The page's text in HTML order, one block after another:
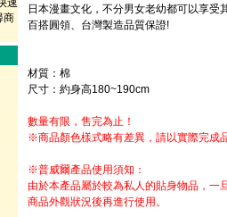
日本漫畫文化，不分男女老幼都可以享受
百搭圓領、台灣製造品質保證!
材質：棉
尺寸：約身高180~190cm
數量有限，售完為止！
※商品顏色樣式略有差異，請以實際完成
※普威爾產品使用須知：
由於本產品屬於較為私人的貼身物品，一
商品外觀狀況後再進行使用。